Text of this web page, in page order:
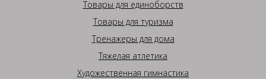
Товары для единоборств
Товары для туризма
Тренажеры для дома
Тяжелая атлетика
Художественная гимнастика